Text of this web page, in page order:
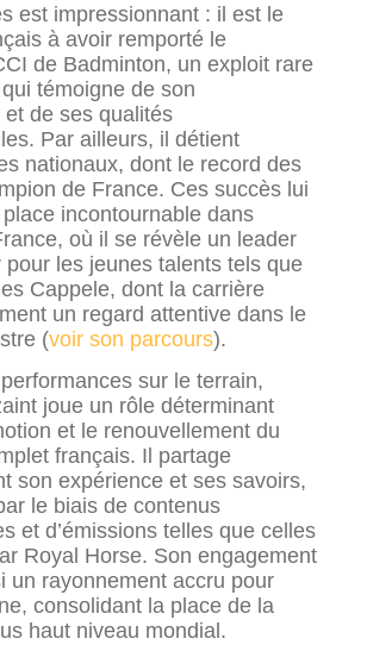
est impressionnant : il est le
à avoir remporté le
de Badminton, un exploit rare
témoigne de son
de ses qualités
Par ailleurs, il détient
nationaux, dont le record des
de France. Ces succès lui
incontournable dans
où il se révèle un leader
pour les jeunes talents tels que
Cappele, dont la carrière
un regard attentive dans le
(voir son parcours).
sur le terrain,
joue un rôle déterminant
et le renouvellement du
français. Il partage
son expérience et ses savoirs,
le biais de contenus
et d’émissions telles que celles
Royal Horse. Son engagement
un rayonnement accru pour
consolidant la place de la
haut niveau mondial.